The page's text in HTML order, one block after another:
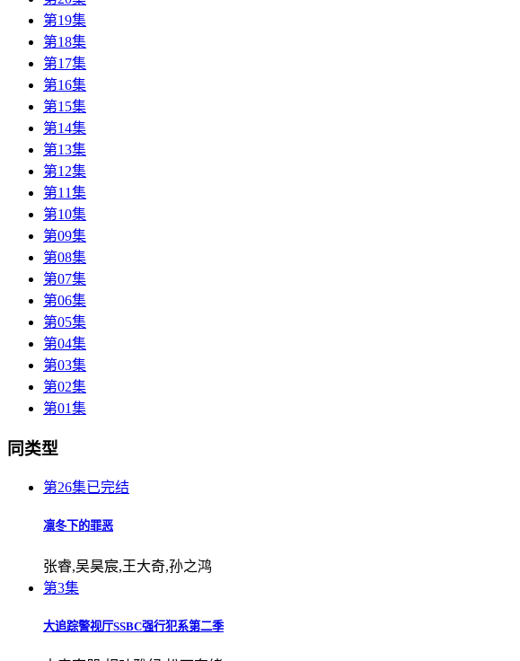
第19集
第18集
第17集
第16集
第15集
第14集
第13集
第12集
第11集
第10集
第09集
第08集
第07集
第06集
第05集
第04集
第03集
第02集
第01集
同类型
第26集已完结
凛冬下的罪恶
张睿,吴昊宸,王大奇,孙之鸿
第3集
大追踪警视厅SSBC强行犯系第二季